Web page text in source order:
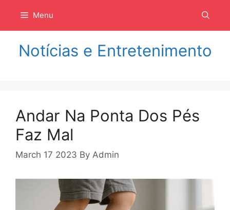
isi
Menu
Notícias e Entretenimento
Andar Na Ponta Dos Pés
Faz Mal
March 17 2023 By Admin